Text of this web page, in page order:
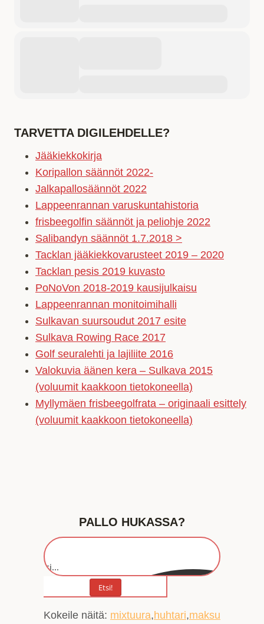
TARVETTA DIGILEHDELLE?
Jääkiekkokirja
Koripallon säännöt 2022-
Jalkapallosäännöt 2022
Lappeenrannan varuskuntahistoria
frisbeegolfin säännöt ja peliohje 2022
Salibandyn säännöt 1.7.2018 >
Tacklan jääkiekkovarusteet 2019 – 2020
Tacklan pesis 2019 kuvasto
PoNoVon 2018-2019 kausijulkaisu
Lappeenrannan monitoimihalli
Sulkavan suursoudut 2017 esite
Sulkava Rowing Race 2017
Golf seuralehti ja lajiliite 2016
Valokuvia äänen kera – Sulkava 2015
(voluumit kaakkoon tietokoneella)
Myllymäen frisbeegolfrata – originaali esittely
(voluumit kaakkoon tietokoneella)
PALLO HUKASSA?
Etsi...
Etsi!
Kokeile näitä: mixtuura huhtari maksu